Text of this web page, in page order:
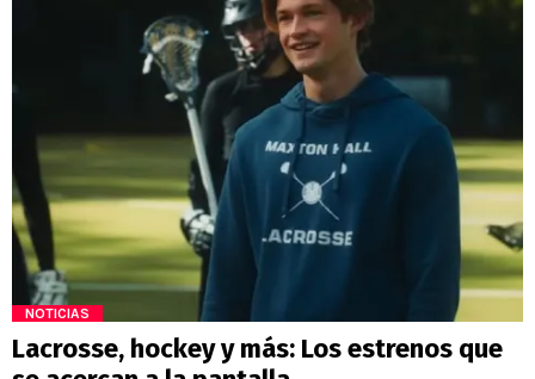
NOTICIAS
Lacrosse, hockey y más: Los estrenos que